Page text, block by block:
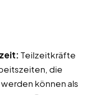
Teilzeitkräfte
die
können als